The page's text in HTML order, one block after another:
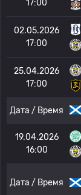
17:00
02.05.2026
17:00
25.04.2026
17:00
Дата / Время
19.04.2026
16:00
Дата / Время